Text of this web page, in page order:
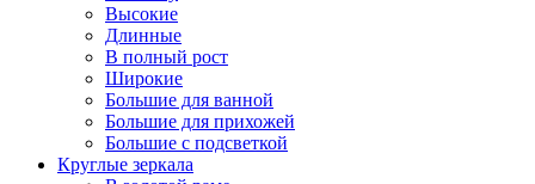
Высокие
Длинные
В полный рост
Широкие
Большие для ванной
Большие для прихожей
Большие с подсветкой
Круглые зеркала